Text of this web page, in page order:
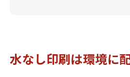
水なし印刷は環境に